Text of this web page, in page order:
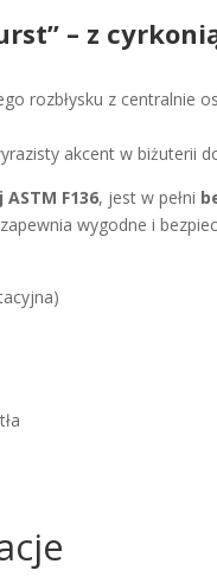
– z
rozbłysku z centralnie
akcent w biżuterii
F136, jest w pełni
wygodne i